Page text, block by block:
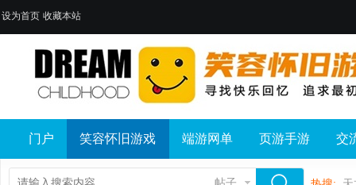
设为首页 收藏本站
门户 笑容怀旧游戏 端游网单 页游手游 交